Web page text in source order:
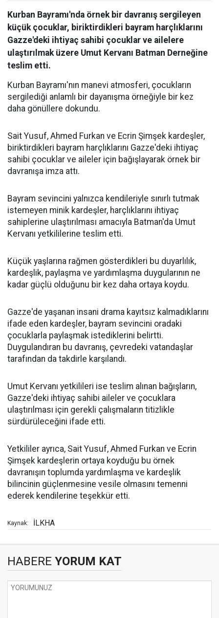
Kurban Bayramı'nda örnek bir davranış sergileyen
küçük çocuklar, biriktirdikleri bayram harçlıklarını
Gazze'deki ihtiyaç sahibi çocuklar ve ailelere
ulaştırılmak üzere Umut Kervanı Batman Derneğine
teslim etti.
Kurban Bayramı'nın manevi atmosferi, çocukların
sergilediği anlamlı bir dayanışma örneğiyle bir kez
daha gönüllere dokundu.
Sait Yusuf, Ahmed Furkan ve Ecrin Şimşek kardeşler,
biriktirdikleri bayram harçlıklarını Gazze'deki ihtiyaç
sahibi çocuklar ve aileler için bağışlayarak örnek bir
davranışa imza attı.
Bayram sevincini yalnızca kendileriyle sınırlı tutmak
istemeyen minik kardeşler, harçlıklarını ihtiyaç
sahiplerine ulaştırılması amacıyla Batman'da Umut
Kervanı yetkililerine teslim etti.
Küçük yaşlarına rağmen gösterdikleri bu duyarlılık,
kardeşlik, paylaşma ve yardımlaşma duygularının ne
kadar güçlü olduğunu bir kez daha ortaya koydu.
Gazze'de yaşanan insani drama kayıtsız kalmadıklarını
ifade eden kardeşler, bayram sevincini oradaki
çocuklarla paylaşmak istediklerini belirtti.
Duygulandıran bu davranış, çevredeki vatandaşlar
tarafından da takdirle karşılandı.
Umut Kervanı yetkilileri ise teslim alınan bağışların,
Gazze'deki ihtiyaç sahibi aileler ve çocuklara
ulaştırılması için gerekli çalışmaların titizlikle
sürdürüleceğini ifade etti.
Yetkililer ayrıca, Sait Yusuf, Ahmed Furkan ve Ecrin
Şimşek kardeşlerin ortaya koyduğu bu örnek
davranışın toplumda yardımlaşma ve kardeşlik
bilincinin güçlenmesine vesile olmasını temenni
ederek kendilerine teşekkür etti.
Kaynak: İLKHA
HABERE YORUM KAT